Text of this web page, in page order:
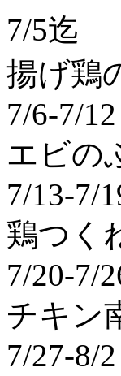
7/5迄
揚げ鶏
7/6-7/12
エビの
7/13-7/
鶏つく
7/20-7/
チキン
7/27-8/2